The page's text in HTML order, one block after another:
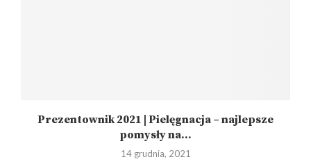
Prezentownik 2021 | Pielęgnacja – najlepsze
pomysły na...
14 grudnia, 2021